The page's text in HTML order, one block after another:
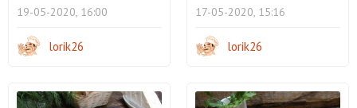
19-05-2020, 16:00
lorik26
17-05-2020, 15:16
lorik26